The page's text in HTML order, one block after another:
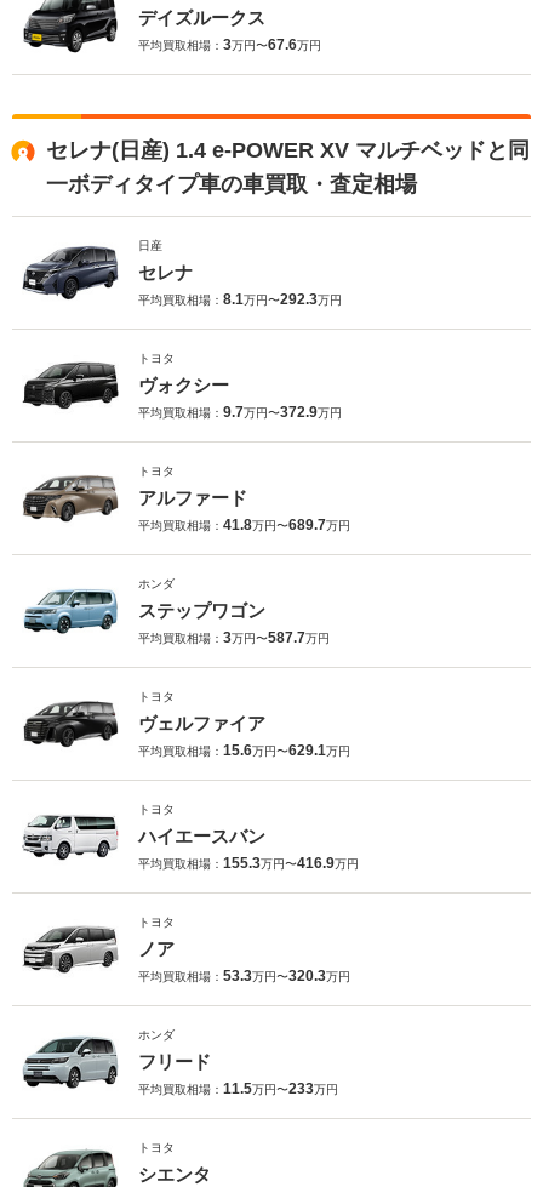
デイズルークス
平均買取相場： 3万円〜67.6万円
セレナ(日産) 1.4 e-POWER XV マルチベッドと同
一ボディタイプ車の車買取・査定相場
日産
セレナ
平均買取相場： 8.1万円〜292.3万円
トヨタ
ヴォクシー
平均買取相場： 9.7万円〜372.9万円
トヨタ
アルファード
平均買取相場： 41.8万円〜689.7万円
ホンダ
ステップワゴン
平均買取相場： 3万円〜587.7万円
トヨタ
ヴェルファイア
平均買取相場： 15.6万円〜629.1万円
トヨタ
ハイエースバン
平均買取相場： 155.3万円〜416.9万円
トヨタ
ノア
平均買取相場： 53.3万円〜320.3万円
ホンダ
フリード
平均買取相場： 11.5万円〜233万円
トヨタ
シエンタ